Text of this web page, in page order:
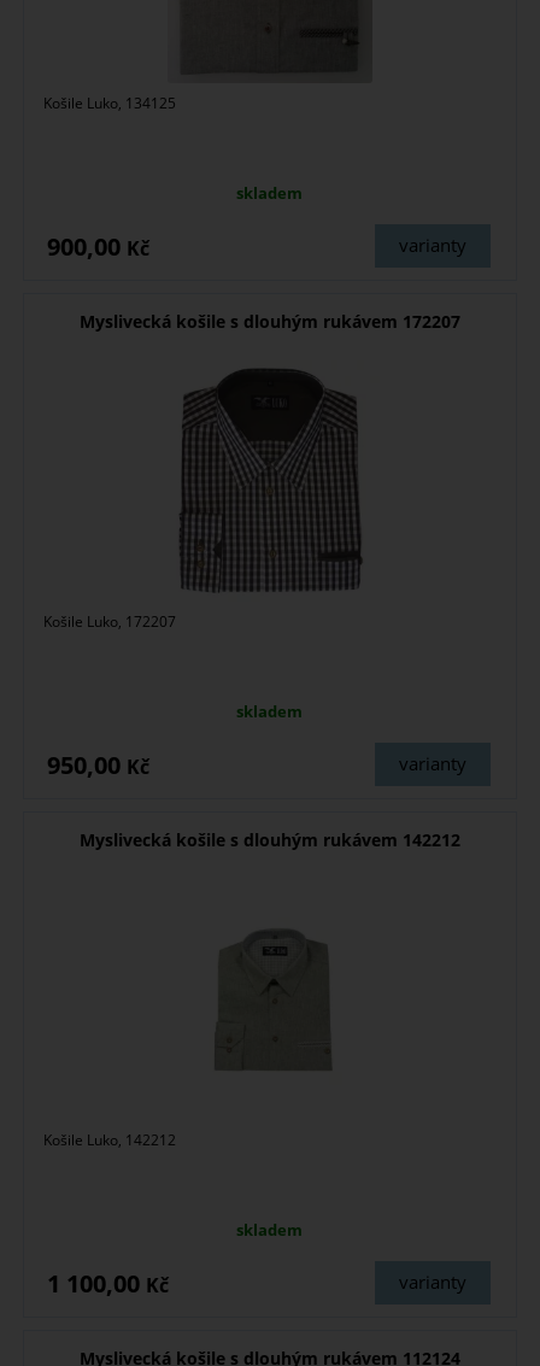
Košile Luko, 134125
skladem
varianty
900,00 Kč
Myslivecká košile s dlouhým rukávem 172207
Košile Luko, 172207
skladem
varianty
950,00 Kč
Myslivecká košile s dlouhým rukávem 142212
Košile Luko, 142212
skladem
varianty
1 100,00 Kč
Myslivecká košile s dlouhým rukávem 112124